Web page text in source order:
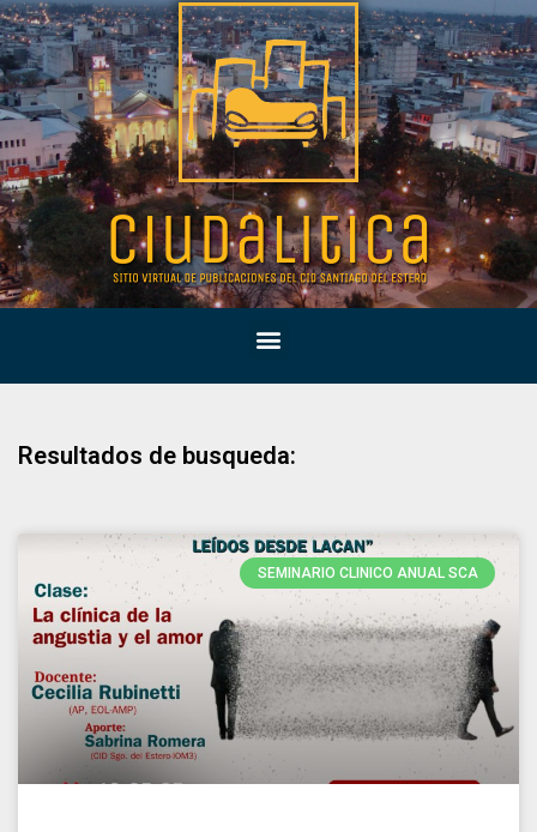
Resultados de busqueda:
SEMINARIO CLINICO ANUAL SCA